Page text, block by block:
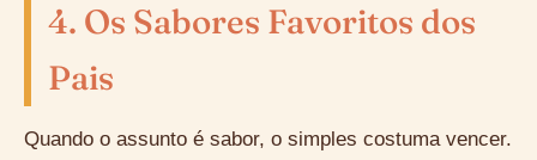
4. Os Sabores Favoritos dos
Pais
Quando o assunto é sabor, o simples costuma vencer.